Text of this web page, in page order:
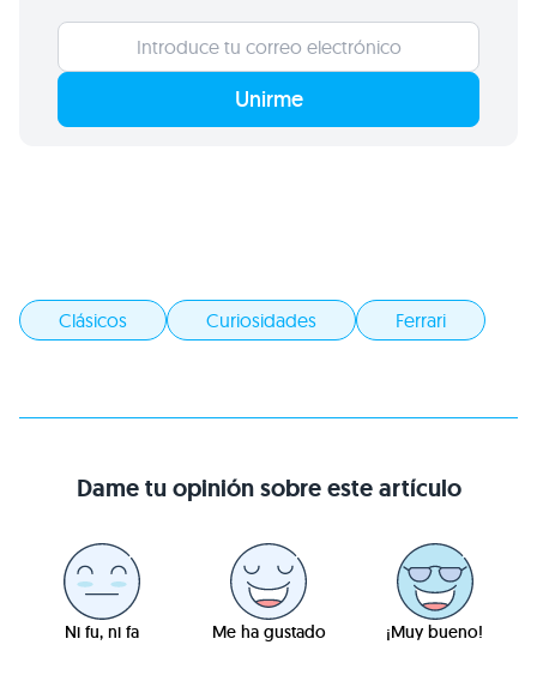
Unirme
Clásicos Curiosidades Ferrari
Dame tu opinión sobre este artículo
Ni fu, ni fa Me ha gustado ¡Muy bueno!